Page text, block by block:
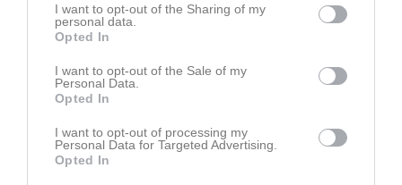
I want to opt-out of the Sharing of my
personal data.
Opted In
I want to opt-out of the Sale of my
Personal Data.
Opted In
I want to opt-out of processing my
Personal Data for Targeted Advertising.
Opted In